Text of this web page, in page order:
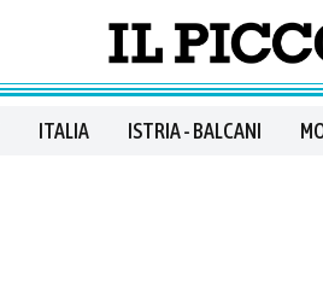
ITALIA ISTRIA - BALCANI